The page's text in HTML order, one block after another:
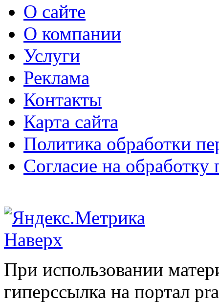
О сайте
О компании
Услуги
Реклама
Контакты
Карта сайта
Политика обработки
Согласие на
Наверх
При использовании
гиперссылка на портал